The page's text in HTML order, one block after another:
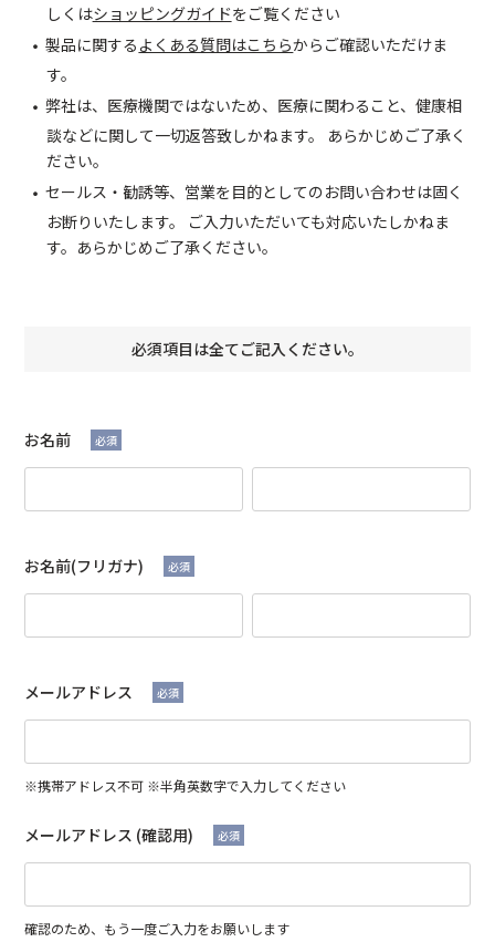
しくはショッピングガイドをご覧ください
・製品に関する よくある質問はこちらからご確認いただけま
す。
・弊社は、医療機関ではないため、医療に関わること、健康相
談などに関して一切返答致しかねます。 あらかじめご了承く
ださい。
・セールス・勧誘等、営業を目的としてのお問い合わせは固く
お断りいたします。 ご入力いただいても対応いたしかねま
す。あらかじめご了承ください。
必須項目は全てご記入ください。
お名前 必須
お名前(フリガナ) 必須
メールアドレス 必須
※携帯アドレス不可 ※半角英数字で入力してください
メールアドレス (確認用) 必須
確認のため、もう一度ご入力をお願いします